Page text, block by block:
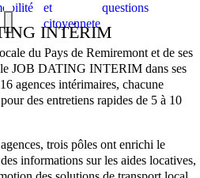
et
citoyennete
questions
INTÉRIM
du Pays de Remiremont et de ses
le JOB DATING INTERIM dans ses
agences intérimaires, chacune
des entretiens rapides de 5 à 10
trois pôles ont enrichi le
informations sur les aides locatives,